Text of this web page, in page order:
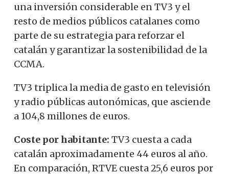
una inversión considerable en TV3 y el
resto de medios públicos catalanes como
parte de su estrategia para reforzar el
catalán y garantizar la sostenibilidad de la
CCMA.
TV3 triplica la media de gasto en televisión
y radio públicas autonómicas, que asciende
a 104,8 millones de euros.
Coste por habitante: TV3 cuesta a cada
catalán aproximadamente 44 euros al año.
En comparación, RTVE cuesta 25,6 euros por